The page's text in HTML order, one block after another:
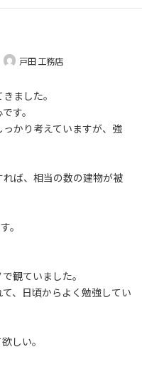
戸田 工務店
ました。
す。
かり考えていますが、強
ば、相当の数の建物が被
。
観ていました。
、日頃からよく勉強してい
しい。